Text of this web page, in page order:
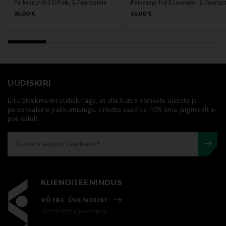
Päikeseprillid D Pink, 5-7aastastele
Original Price
35,00 €
Päikeseprillid E Lavender, 5-
Original Price
35,00 €
UUDISKIRI
Liitu Stockmanni uudiskirjaga, et olla kursis värskete uudiste ja
personaalsete pakkumistega. Liitudes saad ka -10% oma järgmiselt e-
poe ostult.
KLIENDITEENINDUS
VÕTKE ÜHENDUST
+372 6339539(pvm/mpm)